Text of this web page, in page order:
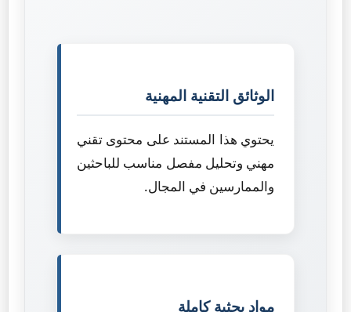
الوثائق التقنية المهنية
يحتوي هذا المستند على محتوى تقني
مهني وتحليل مفصل مناسب للباحثين
والممارسين في المجال.
مواد بحثية كاملة